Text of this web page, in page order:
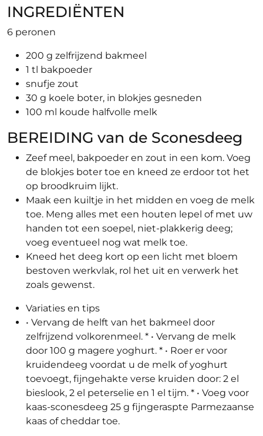
INGREDIËNTEN
6 peronen
200 g zelfrijzend bakmeel
1 tl bakpoeder
snufje zout
30 g koele boter, in blokjes gesneden
100 ml koude halfvolle melk
BEREIDING van de Sconesdeeg
Zeef meel, bakpoeder en zout in een kom. Voeg
de blokjes boter toe en kneed ze erdoor tot het
op broodkruim lijkt.
Maak een kuiltje in het midden en voeg de melk
toe. Meng alles met een houten lepel of met uw
handen tot een soepel, niet-plakkerig deeg;
voeg eventueel nog wat melk toe.
Kneed het deeg kort op een licht met bloem
bestoven werkvlak, rol het uit en verwerk het
zoals gewenst.
Variaties en tips
• Vervang de helft van het bakmeel door
zelfrijzend volkorenmeel. * • Vervang de melk
door 100 g magere yoghurt. * • Roer er voor
kruidendeeg voordat u de melk of yoghurt
toevoegt, fijngehakte verse kruiden door: 2 el
bieslook, 2 el peterselie en 1 el tijm. * • Voeg voor
kaas-sconesdeeg 25 g fijngeraspte Parmezaanse
kaas of cheddar toe.